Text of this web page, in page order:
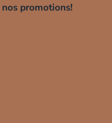
nos promotions!